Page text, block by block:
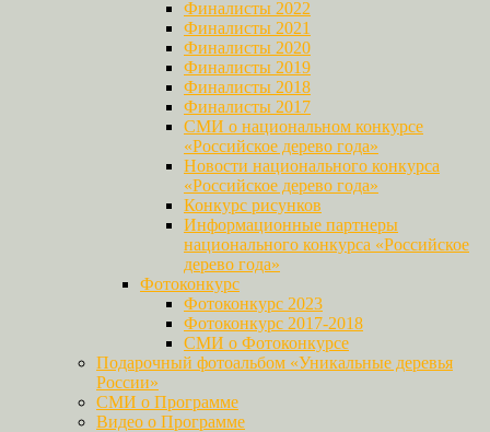
Финалисты 2022
Финалисты 2021
Финалисты 2020
Финалисты 2019
Финалисты 2018
Финалисты 2017
СМИ о национальном конкурсе
«Российское дерево года»
Новости национального конкурса
«Российское дерево года»
Конкурс рисунков
Информационные партнеры
национального конкурса «Российское
дерево года»
Фотоконкурс
Фотоконкурс 2023
Фотоконкурс 2017-2018
СМИ о Фотоконкурсе
Подарочный фотоальбом «Уникальные деревья
России»
СМИ о Программе
Видео о Программе